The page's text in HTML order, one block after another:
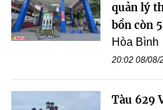
quản lý
bồn còn
Hòa Bình
20:02 08/08/
Tàu 629